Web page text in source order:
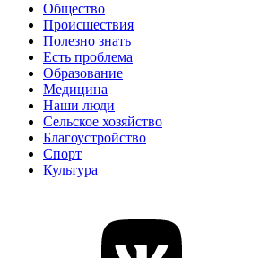
Общество
Происшествия
Полезно знать
Есть проблема
Образование
Медицина
Наши люди
Сельское хозяйство
Благоустройство
Спорт
Культура